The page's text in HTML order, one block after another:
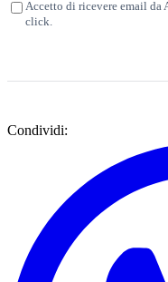
Accetto di ricevere email da
click.
Condividi: